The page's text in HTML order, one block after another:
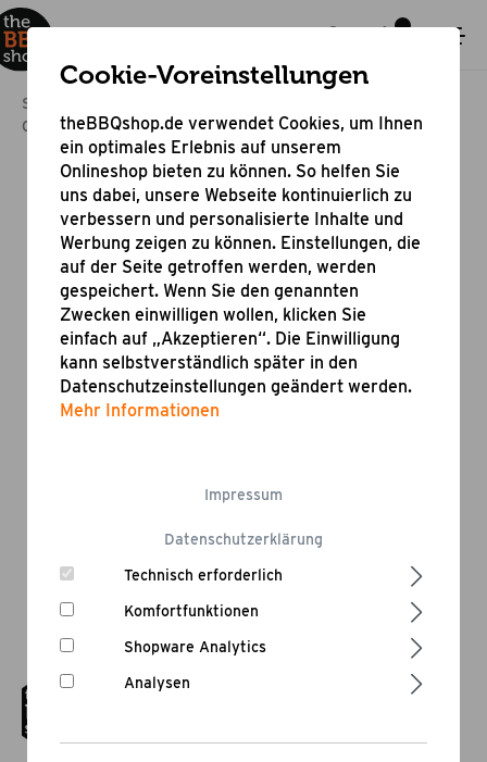
Startseite
Online Shop Grill Aktion
Grillwender Deluxe mit Holzgriff
Cookie-Voreinstellungen
theBBQshop.de verwendet Cookies, um Ihnen
ein optimales Erlebnis auf unserem
Onlineshop bieten zu können. So helfen Sie
uns dabei, unsere Webseite kontinuierlich zu
verbessern und personalisierte Inhalte und
Werbung zeigen zu können. Einstellungen, die
auf der Seite getroffen werden, werden
gespeichert. Wenn Sie den genannten
Zwecken einwilligen wollen, klicken Sie
einfach auf „Akzeptieren“. Die Einwilligung
kann selbstverständlich später in den
Datenschutzeinstellungen geändert werden.
Mehr Informationen
Datenschutzerklärung
Impressum
Technisch erforderlich
Komfortfunktionen
Shopware Analytics
Analysen